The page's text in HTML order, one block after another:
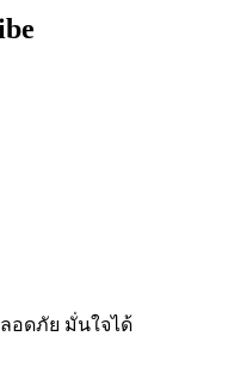
อดภัย มั่นใจได้